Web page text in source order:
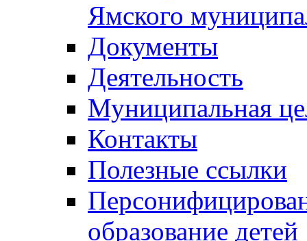
Ямского
Документы
Деятельность
Муниципальная
Контакты
Полезные ссылки
образование детей